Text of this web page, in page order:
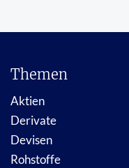
Themen
Aktien
Derivate
Devisen
Rohstoffe